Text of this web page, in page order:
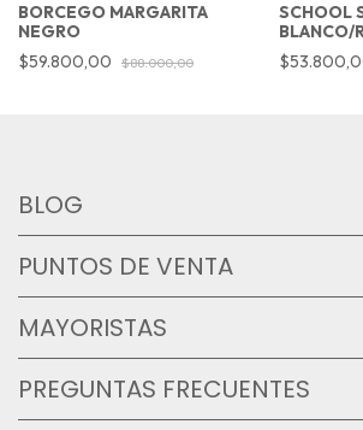
BORCEGO MARGARITA
NEGRO
$59.800,00
$88.000,00
SCHOOL
BLANCO/
BLOG
PUNTOS DE VENTA
MAYORISTAS
PREGUNTAS FRECUENTES